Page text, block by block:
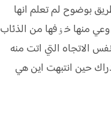
بوضوح لم تعلم انها
منها خۏفها من الذئاب
الاتجاه التي اتت منه
حين انتبهت اين هي